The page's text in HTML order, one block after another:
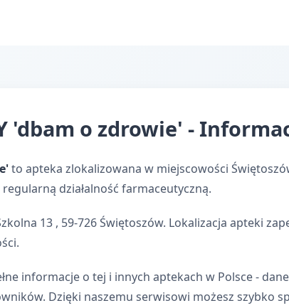
'dbam o zdrowie' -
to apteka zlokalizowana w miejscowości
działalność farmaceutyczną.
13 , 59-726 Świętoszów. Lokalizacja apteki
informacje o tej i innych aptekach w Polsce -
Dzięki naszemu serwisowi możesz szybko